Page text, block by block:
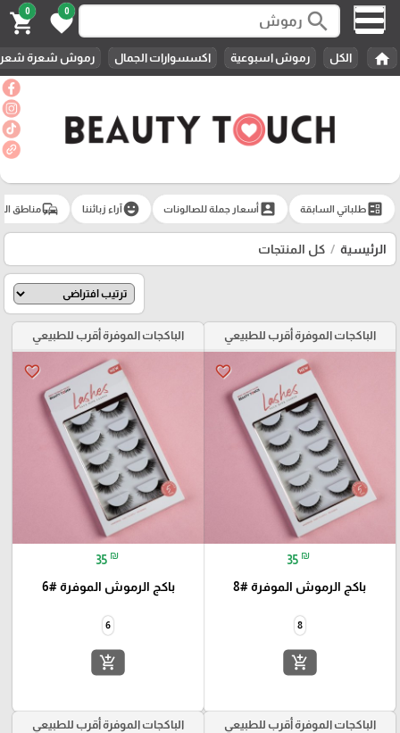
search
0
favorite
0
shopping_cart
home الكل رموش اسبوعية اكسسوارات الجمال رموش شعرة
ballotطلباتي السابقة account_box أسعار جملة للصالونات emoji_emotionsآراء زبائننا commuteمناطق
الرئيسية كل المنتجات
الباكجات الموفرة أقرب للطبيعي
favorite_border
35 ₪
باكج الرموش الموفرة #8
8
add_shopping_cart
الباكجات الموفرة أقرب للطبيعي
favorite_border
35 ₪
باكج الرموش الموفرة #6
6
add_shopping_cart
الباكجات الموفرة أقرب للطبيعي الباكجات الموفرة أقرب للطبيعي